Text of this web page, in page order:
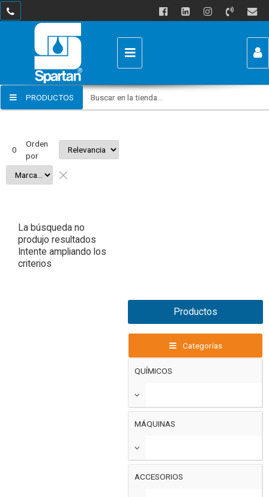
USUARIO
PRODUCTOS
Enviar por email
Para
Mensaje
Productos
Categorías
QUÍMICOS
MÁQUINAS
ACCESORIOS
0
Orden
por
La búsqueda no
produjo resultados
Intente ampliando los
criterios